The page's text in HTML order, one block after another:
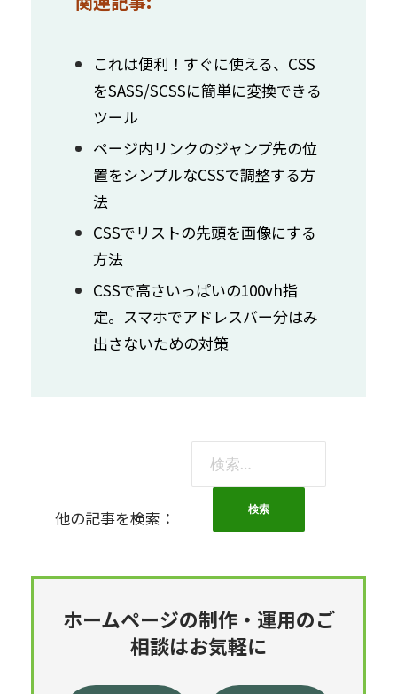
これは便利！すぐに使える、CSS
をSASS/SCSSに簡単に変換できる
ツール
ページ内リンクのジャンプ先の位
置をシンプルなCSSで調整する方
法
CSSでリストの先頭を画像にする
方法
CSSで高さいっぱいの100vh指
定。スマホでアドレスバー分はみ
出さないための対策
他の記事を検索：
ホームページの制作・運用のご
相談はお気軽に